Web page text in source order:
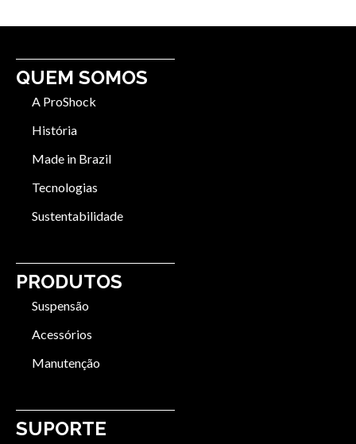
QUEM SOMOS
A ProShock
História
Made in Brazil
Tecnologias
Sustentabilidade
PRODUTOS
Suspensão
Acessórios
Manutenção
SUPORTE